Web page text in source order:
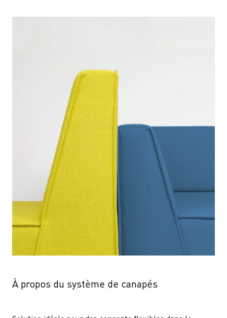
À propos du système de canapés